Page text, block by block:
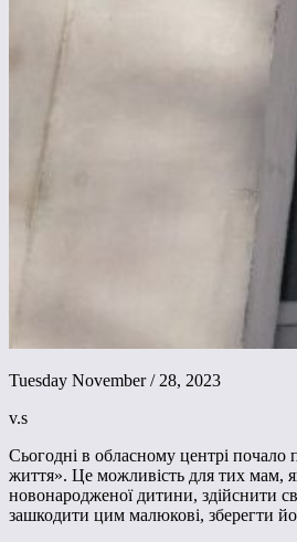
Tuesday November / 28, 2023
v.s
Сьогодні в обласному центрі почало
життя». Це можливість для тих мам,
новонародженої дитини, здійснити
зашкодити цим малюкові, зберегти